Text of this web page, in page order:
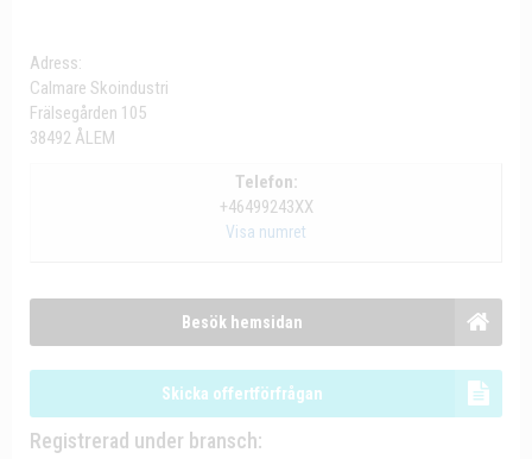
Adress:
Calmare Skoindustri
Frälsegården 105
38492 ÅLEM
Telefon:
+46499243XX
Visa numret
Besök hemsidan
Skicka offertförfrågan
Registrerad under bransch: